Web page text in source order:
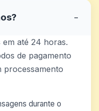
−
em até 24 horas.
de pagamento
processamento
durante o